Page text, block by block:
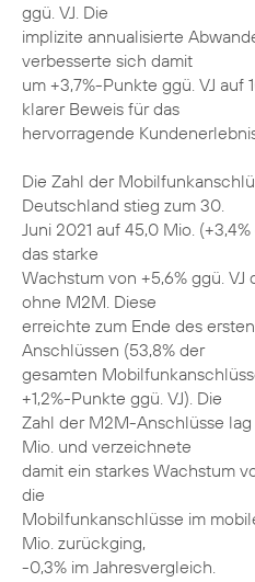
ggü. VJ. Die
implizite annualisierte
verbesserte sich damit
um +3,7%-Punkte ggü. VJ auf
klarer Beweis für das
hervorragende
Die Zahl der
Deutschland stieg zum 30.
Juni 2021 auf 45,0 Mio.
das starke
Wachstum von +5,6% ggü.
ohne M2M. Diese
erreichte zum Ende des
Anschlüssen (53,8% der
gesamten
+1,2%-Punkte ggü. VJ). Die
Zahl der M2M-Anschlüsse lag
Mio. und verzeichnete
damit ein starkes Wachstum
die
Mobilfunkanschlüsse im
Mio. zurückging,
-0,3% im Jahresvergleich.